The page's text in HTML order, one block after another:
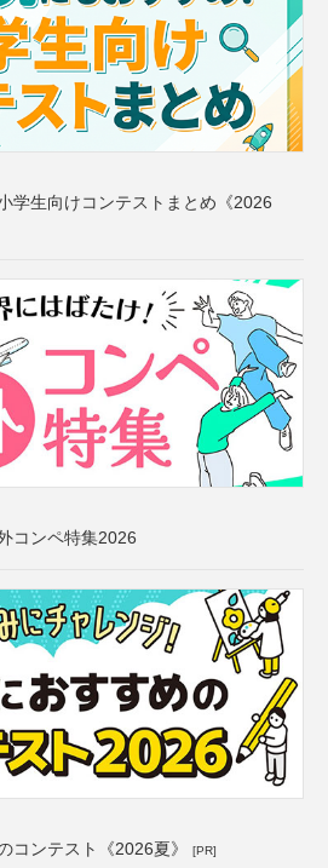
学生向けコンテストまとめ《2026
コンペ特集2026
コンテスト《2026夏》 [PR]